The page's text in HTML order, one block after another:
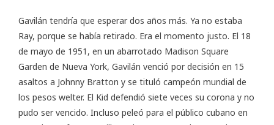
Gavilán tendría que esperar dos años más. Ya no estaba
Ray, porque se había retirado. Era el momento justo. El 18
de mayo de 1951, en un abarrotado Madison Square
Garden de Nueva York, Gavilán venció por decisión en 15
asaltos a Johnny Bratton y se tituló campeón mundial de
los pesos welter. El Kid defendió siete veces su corona y no
pudo ser vencido. Incluso peleó para el público cubano en